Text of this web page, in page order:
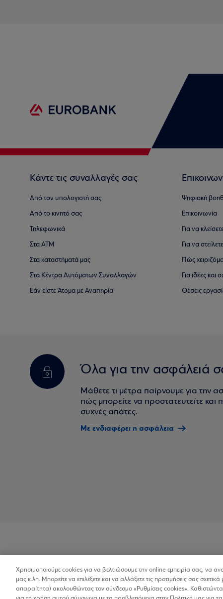
Κάντε τις συναλλαγές σας
Από τον υπολογιστή σας
Από το κινητό σας
Τηλεφωνικά
Στα ΑΤΜ
Στα καταστήματά μας
Στα Κέντρα Αυτόματων Συναλλαγών
Εάν είστε Άτομα με Αναπηρία
Ψηφιακή
Επικοινωνία
Για να
Για να
Πώς
Για ιδέες και
Θέσεις
Όλα για την ασφάλειά
Μάθετε τι μέτρα παίρνουμε για την
πώς μπορείτε να προστατευτείτε και
συχνές απάτες.
Με ενδιαφέρει η ασφάλεια
Προσβασιμότητα
Χρησιμοποιούμε cookies για να βελτιώσουμε την online εμπειρία σας, να
μας κ.λπ. Μπορείτε να επιλέξετε και να αλλάξετε τις προτιμήσεις σας
απαραίτητα) ακολουθώντας τον σύνδεσμο «Ρυθμίσεις cookies».